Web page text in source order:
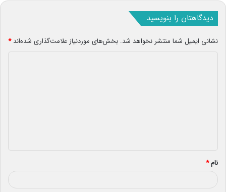
دیدگاهتان را بنویسید
نشانی ایمیل شما منتشر نخواهد شد. بخش‌های موردنیاز علامت‌گذاری شده‌اند*
*
نام*